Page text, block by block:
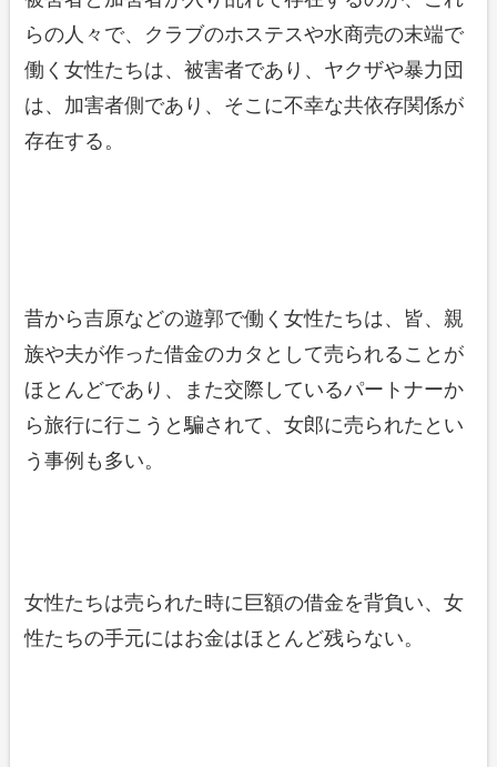
らの人々で、クラブのホステスや水商売の末端で
働く女性たちは、被害者であり、ヤクザや暴力団
は、加害者側であり、そこに不幸な共依存関係が
存在する。
昔から吉原などの遊郭で働く女性たちは、皆、親
族や夫が作った借金のカタとして売られることが
ほとんどであり、また交際しているパートナーか
ら旅行に行こうと騙されて、女郎に売られたとい
う事例も多い。
女性たちは売られた時に巨額の借金を背負い、女
性たちの手元にはお金はほとんど残らない。